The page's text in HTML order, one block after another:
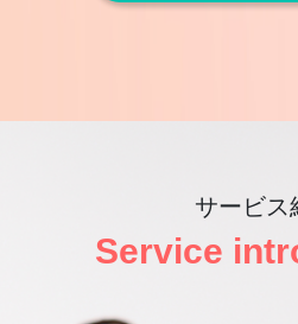
サービス
Service